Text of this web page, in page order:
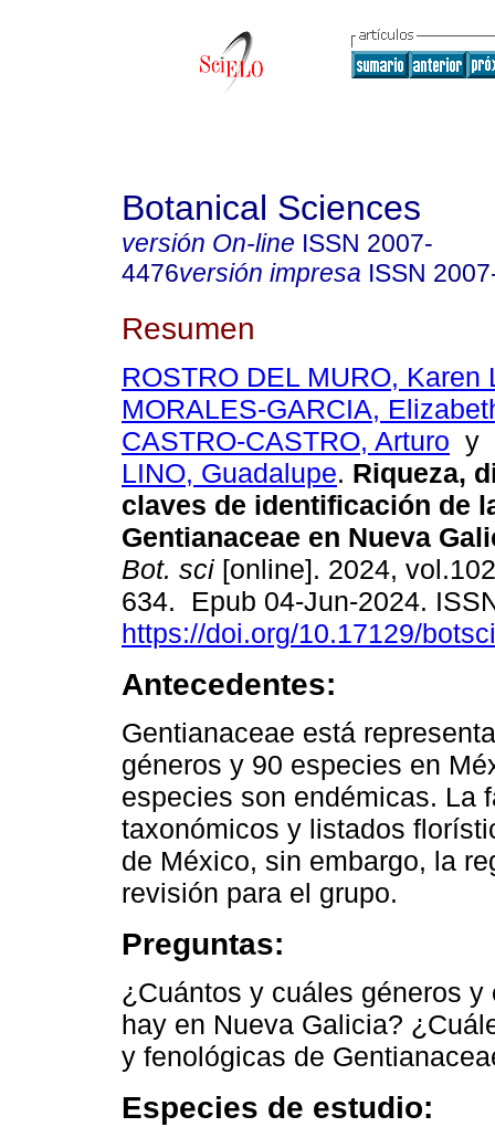
Botanical Sciences
versión On-line ISSN 2007-
4476versión impresa ISSN
Resumen
ROSTRO DEL MURO, Karen
MORALES-GARCIA,
CASTRO-CASTRO, Arturo y
LINO, Guadalupe. Riqueza,
claves de identificación de
Gentianaceae en Nueva
Bot. sci [online]. 2024,
634. Epub 04-Jun-2024.
https://doi.org/10.17129/
Antecedentes:
Gentianaceae está
géneros y 90 especies en
especies son endémicas. La
taxonómicos y listados
de México, sin embargo, la
revisión para el grupo.
Preguntas:
¿Cuántos y cuáles géneros
hay en Nueva Galicia?
y fenológicas de
Especies de estudio: